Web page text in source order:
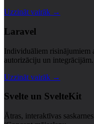
Uzzināt vairāk →
Laravel
Individuāliem risinājumiem
autorizāciju un integrācijām.
Uzzināt vairāk →
Svelte un SvelteKit
Ātras, interaktīvas